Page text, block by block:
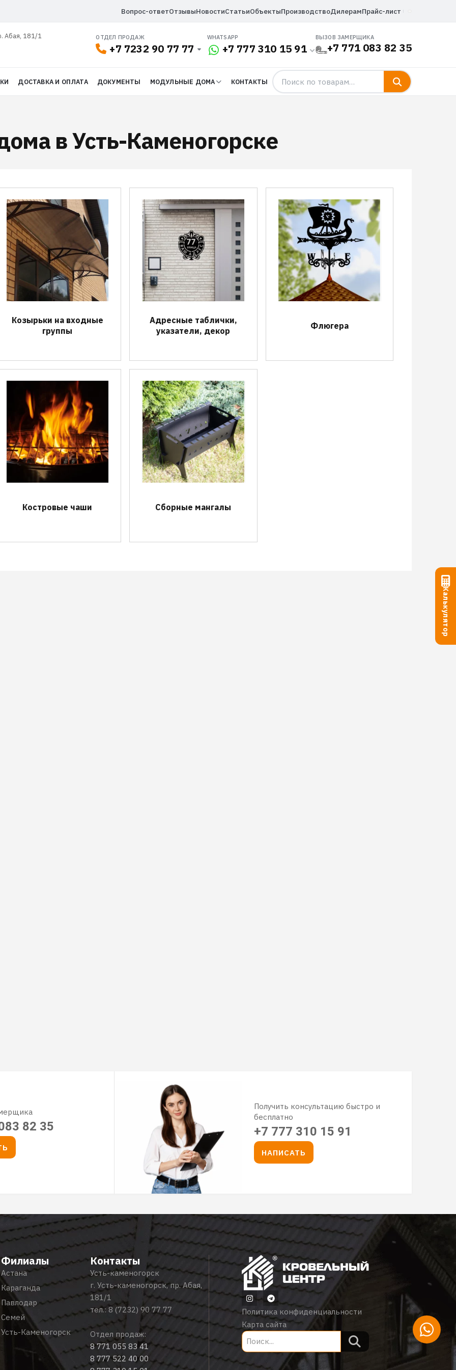
Вопрос-ответОтзывыНовостиСтатьиОбъектыПроизводствоДилерамПрайс-лист
Абая, 181/1
ОТДЕЛ ПРОДАЖ
+7 7232 90 77 77
WHATSAPP
+7 777 310 15 91
ВЫЗОВ ЗАМЕРЩИКА
+7 771 083 82 35
ДОСТАВКА И ОПЛАТА ДОКУМЕНТЫ МОДУЛЬНЫЕ ДОМА КОНТАКТЫ
в Усть-Каменогорске
Козырьки на входные
группы
Адресные таблички,
указатели, декор
Флюгера
Костровые чаши Сборные мангалы
82 35
Получить консультацию быстро и
бесплатно
+7 777 310 15 91
НАПИСАТЬ
Филиалы
Астана
Караганда
Павлодар
Семей
Усть-Каменогорск
Контакты
Усть-каменогорск
г. Усть-каменогорск, пр. Абая,
181/1
тел.:8 (7232) 90 77 77
Отдел продаж:
8 771 055 83 41
8 777 522 40 00
Политика конфиденциальности
Карта сайта
Калькулятор